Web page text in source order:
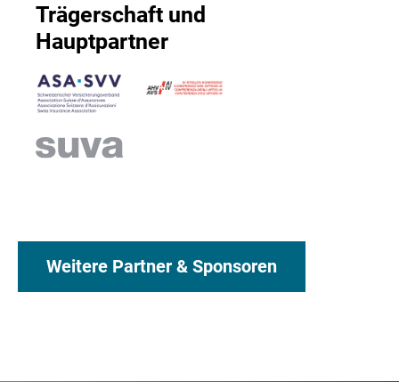
Trägerschaft und
Hauptpartner
Weitere Partner & Sponsoren